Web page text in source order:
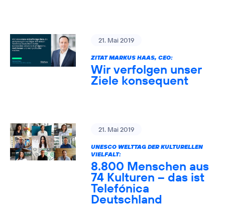
21. Mai 2019
ZITAT MARKUS HAAS, CEO:
Wir verfolgen unser
Ziele konsequent
21. Mai 2019
UNESCO WELTTAG DER KULTURELLEN
VIELFALT:
8.800 Menschen aus
74 Kulturen – das ist
Telefónica
Deutschland